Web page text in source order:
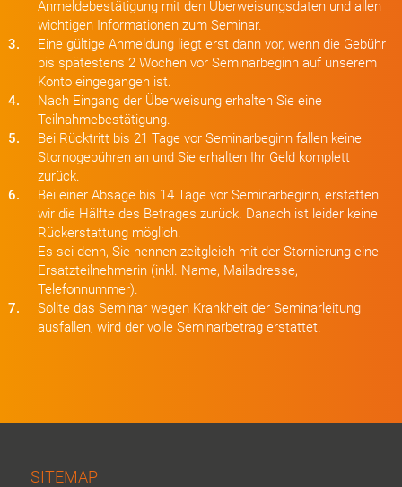
Anmeldebestätigung mit den Überweisungsdaten und allen
wichtigen Informationen zum Seminar.
3.
Eine gültige Anmeldung liegt erst dann vor, wenn die Gebühr
bis spätestens 2 Wochen vor Seminarbeginn auf unserem
Konto eingegangen ist.
4.
Nach Eingang der Überweisung erhalten Sie eine
Teilnahmebestätigung.
5.
Bei Rücktritt bis 21 Tage vor Seminarbeginn fallen keine
Stornogebühren an und Sie erhalten Ihr Geld komplett
zurück.
6.
Bei einer Absage bis 14 Tage vor Seminarbeginn, erstatten
wir die Hälfte des Betrages zurück. Danach ist leider keine
Rückerstattung möglich.
Es sei denn, Sie nennen zeitgleich mit der Stornierung eine
Ersatzteilnehmerin (inkl. Name, Mailadresse,
Telefonnummer).
7.
Sollte das Seminar wegen Krankheit der Seminarleitung
ausfallen, wird der volle Seminarbetrag erstattet.
SITEMAP